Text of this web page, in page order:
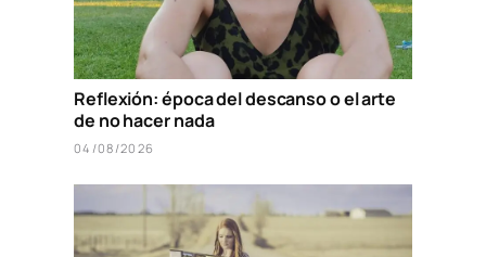
Reflexión: época del descanso o el arte
de no hacer nada
04/08/2026